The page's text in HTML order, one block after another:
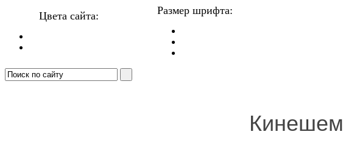
Цвета сайта: Размер шрифта: